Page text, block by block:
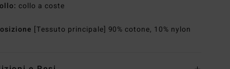
collo a coste
[Tessuto principale] 90% cotone, 10% nylon